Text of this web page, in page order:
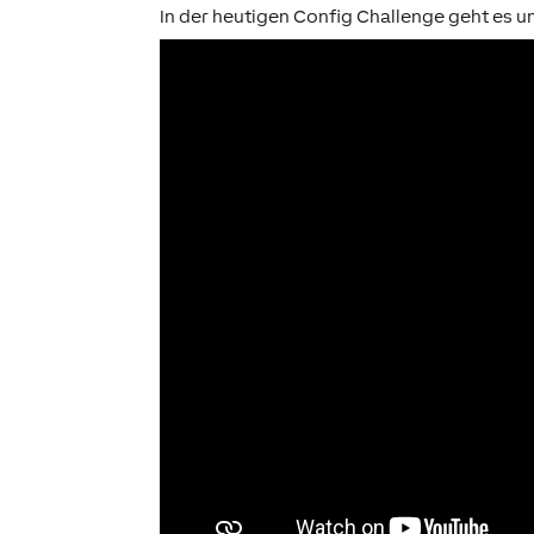
In der heutigen Config Challenge geht es